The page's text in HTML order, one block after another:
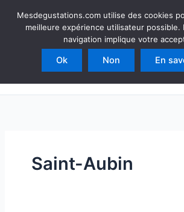
Mesdegustations
Dégustations, accords & autour du vin
Rechercher
Saint-Aubin
Mesdegustations.com utilise des cookies
meilleure expérience utilisateur possible.
navigation implique votre
Ok Non En